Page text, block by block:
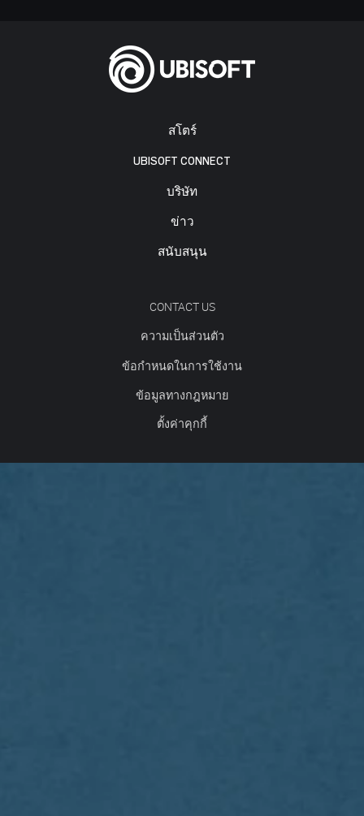
สโตร์
UBISOFT CONNECT
บริษัท
ข่าว
สนับสนุน
CONTACT US
ความเป็นส่วนตัว
ข้อกำหนดในการใช้งาน
ข้อมูลทางกฎหมาย
ตั้งค่าคุกกี้